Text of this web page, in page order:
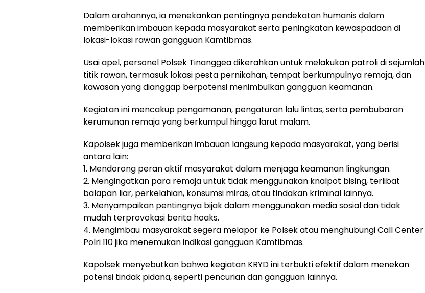
Dalam arahannya, ia menekankan pentingnya pendekatan humanis dalam
memberikan imbauan kepada masyarakat serta peningkatan kewaspadaan di
lokasi-lokasi rawan gangguan Kamtibmas.
Usai apel, personel Polsek Tinanggea dikerahkan untuk melakukan patroli di sejumlah
titik rawan, termasuk lokasi pesta pernikahan, tempat berkumpulnya remaja, dan
kawasan yang dianggap berpotensi menimbulkan gangguan keamanan.
Kegiatan ini mencakup pengamanan, pengaturan lalu lintas, serta pembubaran
kerumunan remaja yang berkumpul hingga larut malam.
Kapolsek juga memberikan imbauan langsung kepada masyarakat, yang berisi
antara lain:
1. Mendorong peran aktif masyarakat dalam menjaga keamanan lingkungan.
2. Mengingatkan para remaja untuk tidak menggunakan knalpot bising, terlibat
balapan liar, perkelahian, konsumsi miras, atau tindakan kriminal lainnya.
3. Menyampaikan pentingnya bijak dalam menggunakan media sosial dan tidak
mudah terprovokasi berita hoaks.
4. Mengimbau masyarakat segera melapor ke Polsek atau menghubungi Call Center
Polri 110 jika menemukan indikasi gangguan Kamtibmas.
Kapolsek menyebutkan bahwa kegiatan KRYD ini terbukti efektif dalam menekan
potensi tindak pidana, seperti pencurian dan gangguan lainnya.